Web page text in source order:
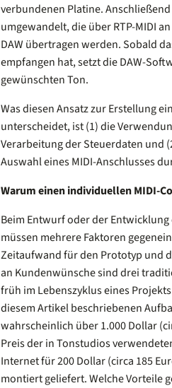
verbundenen Platine.
umgewandelt, die über RTP-MIDI
DAW übertragen werden. Sobald
empfangen hat, setzt die DAW-
gewünschten Ton.
Was diesen Ansatz zur Erstellung
unterscheidet, ist (1) die
Verarbeitung der Steuerdaten und
Auswahl eines MIDI-Anschlusses
Warum einen individuellen MIDI-
Beim Entwurf oder der
müssen mehrere Faktoren
Zeitaufwand für den Prototyp und
an Kundenwünsche sind drei
früh im Lebenszyklus eines
diesem Artikel beschriebenen
wahrscheinlich über 1.000 Dollar
Preis der in Tonstudios
Internet für 200 Dollar (circa 185
montiert geliefert. Welche Vorteile